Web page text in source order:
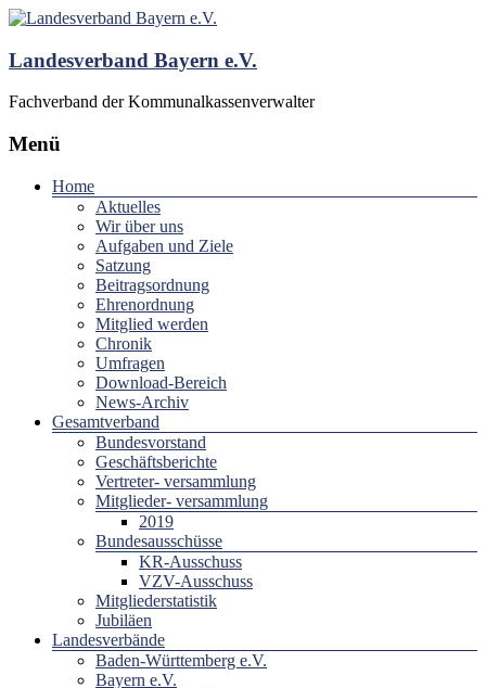
Landesverband Bayern e.V.
Fachverband der Kommunalkassenverwalter
Menü
Home
Aktuelles
Wir über uns
Aufgaben und Ziele
Satzung
Beitragsordnung
Ehrenordnung
Mitglied werden
Chronik
Umfragen
Download-Bereich
News-Archiv
Gesamtverband
Bundesvorstand
Geschäftsberichte
Vertreter- versammlung
Mitglieder- versammlung
2019
Bundesausschüsse
KR-Ausschuss
VZV-Ausschuss
Mitgliederstatistik
Jubiläen
Landesverbände
Baden-Württemberg e.V.
Bayern e.V.